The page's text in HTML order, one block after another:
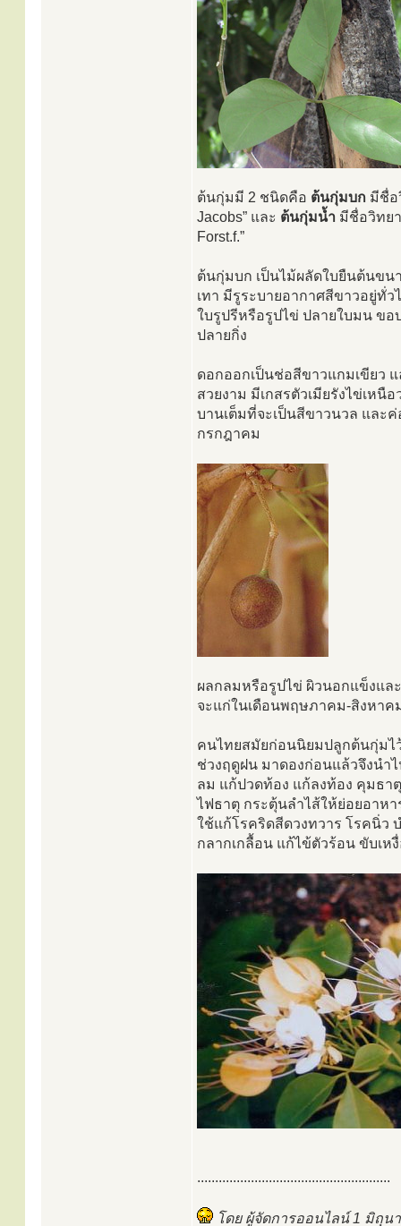
ต้นกุ่มมี 2 ชนิดคือ ต้นกุ่มบก มีชื่อ
Jacobs” และ ต้นกุ่มน้ำ มีชื่อวิทยา
Forst.f.”
ต้นกุ่มบก เป็นไม้ผลัดใบยืนต้นขน
เทา มีรูระบายอากาศสีขาวอยู่ทั่ว
ใบรูปรีหรือรูปไข่ ปลายใบมน ขอ
ปลายกิ่ง
ดอกออกเป็นช่อสีขาวแกมเขียว
สวยงาม มีเกสรตัวเมียรังไข่เหนื
บานเต็มที่จะเป็นสีขาวนวล และ
กรกฎาคม
ผลกลมหรือรูปไข่ ผิวนอกแข็งแล
จะแก่ในเดือนพฤษภาคม-สิงหาค
คนไทยสมัยก่อนนิยมปลูกต้นกุ่มไ
ช่วงฤดูฝน มาดองก่อนแล้วจึงนำ
ลม แก้ปวดท้อง แก้ลงท้อง คุมธา
ไฟธาตุ กระตุ้นลำไส้ให้ย่อยอาห
ใช้แก้โรคริดสีดวงทวาร โรคนิ่ว
กลากเกลื้อน แก้ไข้ตัวร้อน ขับเห
......................................................
โดย ผู้จัดการออนไลน์ 1 มิถุน